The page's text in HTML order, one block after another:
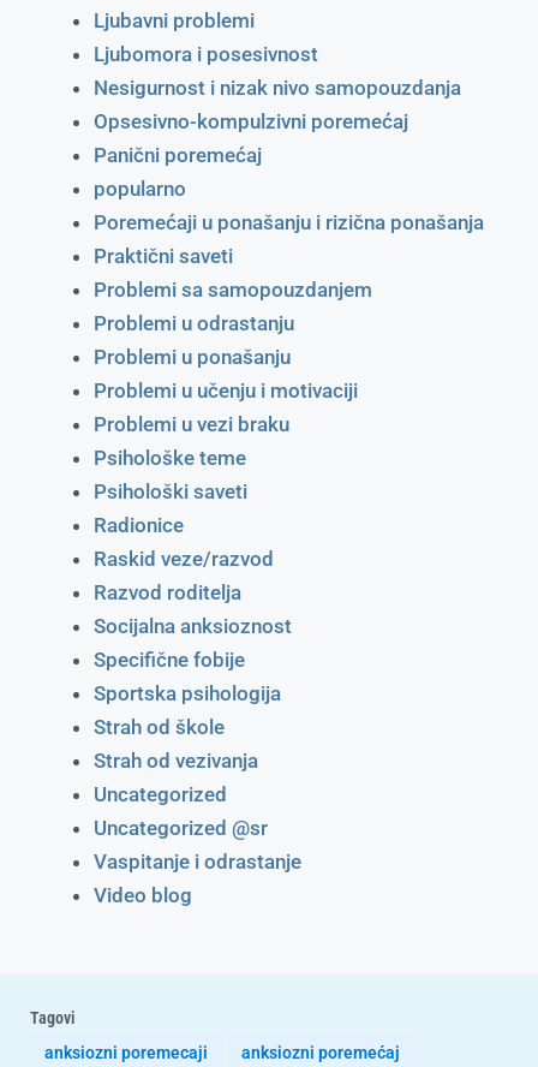
Ljubavni problemi
Ljubomora i posesivnost
Nesigurnost i nizak nivo samopouzdanja
Opsesivno-kompulzivni poremećaj
Panični poremećaj
popularno
Poremećaji u ponašanju i rizična ponašanja
Praktični saveti
Problemi sa samopouzdanjem
Problemi u odrastanju
Problemi u ponašanju
Problemi u učenju i motivaciji
Problemi u vezi braku
Psihološke teme
Psihološki saveti
Radionice
Raskid veze/razvod
Razvod roditelja
Socijalna anksioznost
Specifične fobije
Sportska psihologija
Strah od škole
Strah od vezivanja
Uncategorized
Uncategorized @sr
Vaspitanje i odrastanje
Video blog
Tagovi
anksiozni poremecaji
anksiozni poremećaj